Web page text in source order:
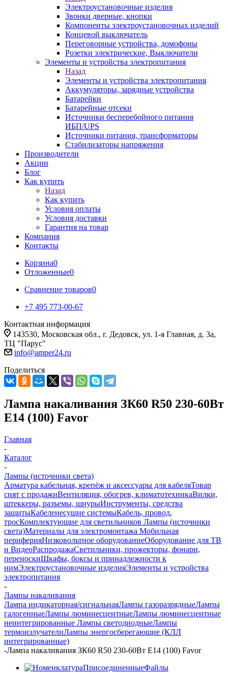
Электроустановочные изделия
Звонки дверные, кнопки
Компоненты электроустановочных изделий
Концевой выключатель
Переговорные устройства, домофоны
Розетки электрические, Выключатели
Элементы и устройства электропитания
Назад
Элементы и устройства электропитания
Аккумуляторы, зарядные устройства
Батарейки
Батарейные отсеки
Источники бесперебойного питания
ИБП/UPS
Источники питания, трансформаторы
Стабилизаторы напряжения
Производители
Акции
Блог
Как купить
Назад
Как купить
Условия оплаты
Условия доставки
Гарантия на товар
Компания
Контакты
Корзина0
Отложенные0
Сравнение товаров0
+7 495 773-00-67
Контактная информация
143530, Московская обл., г. Дедовск, ул. 1-я Главная, д. 3а,
ТЦ "Парус"
info@amper24.ru
Поделиться
Лампа накаливания ЗК60 R50 230-60Вт
E14 (100) Favor
Главная
-
Каталог
-
Лампы (источники света)
Арматура кабельная, крепёж и аксессуары для кабеляТовар
снят с продажиВентиляция, обогрев, климатотехникаВилки,
штеккеры, разъемы, шнурыИнструменты, средства
защитыКабеленесущие системыКабель, провод,
тросКомплектующие для светильников Лампы (источники
света)Материалы для электромонтажа Мобильная
периферияНизковольтное оборудованиеОборудование для ТВ
и ВидеоРаспродажаСветильники, прожекторы, фонари,
переноскиШкафы, боксы и принадлежности к
нимЭлектроустановочные изделияЭлементы и устройства
электропитания
-
Лампы накаливания
Лампа индикаторная/сигнальнаяЛампы газоразрядныеЛампы
галогенныеЛампы люминесцентныеЛампы люминесцентные
неинтегрированные Лампы светодиодныеЛампы
термоизлучателиЛампы энергосберегающие (КЛЛ
интегрированные)
-Лампа накаливания ЗК60 R50 230-60Вт E14 (100) Favor